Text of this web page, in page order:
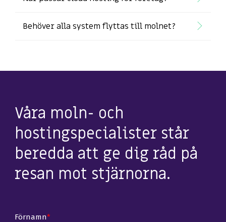
Behöver alla system flyttas till molnet?
Våra moln- och
hostingspecialister står
beredda att ge dig råd på
resan mot stjärnorna.
Förnamn*